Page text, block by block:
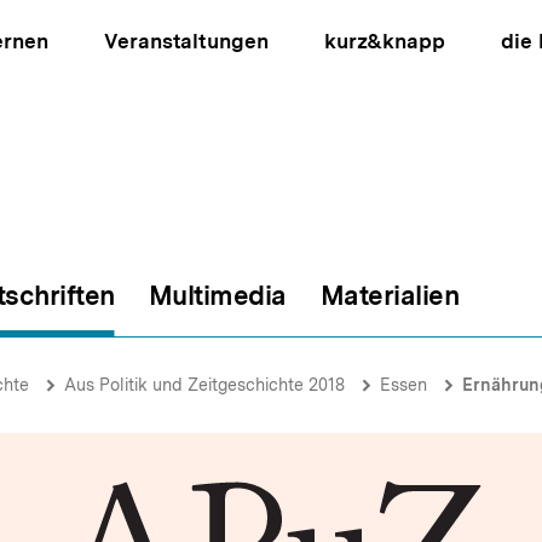
Veranstaltungen kurz&knapp die
Multimedia Materialien
Aus Politik und Zeitgeschichte 2018 Essen